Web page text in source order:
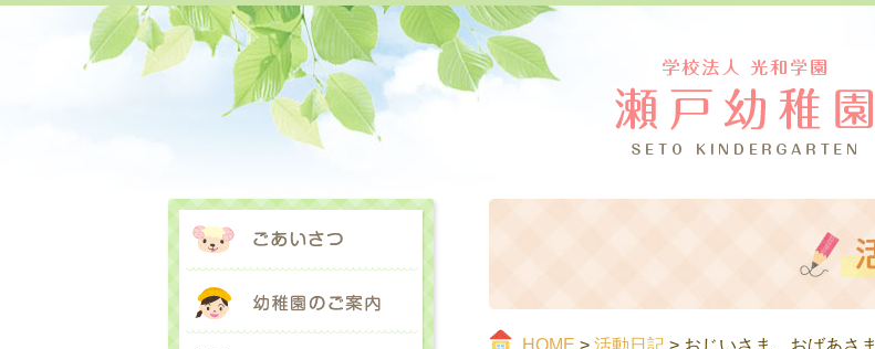
HOME > 活動日記 > おじいさま、おばあさ
ごあいさつ
幼稚園のご案内
1日の生活